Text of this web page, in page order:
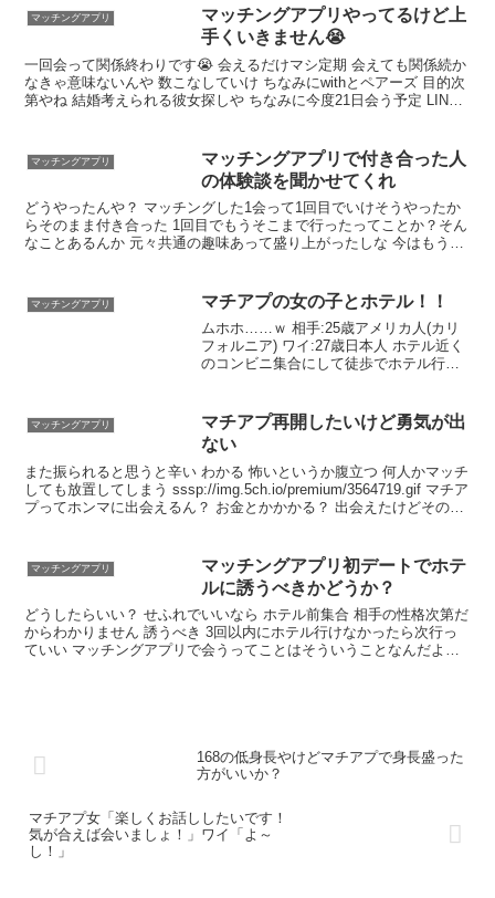
マッチングアプリ
マッチングアプリやってるけど上
手くいきません😭
一回会って関係終わりです😭 会えるだけマシ定期 会えても関係続か
なきゃ意味ないんや 数こなしていけ ちなみにwithとペアーズ 目的次
第やね 結婚考えられる彼女探しや ちなみに今度21日会う予定 LINE
マッチングアプリ
マッチングアプリで付き合った人
の体験談を聞かせてくれ
どうやったんや？ マッチングした1会って1回目でいけそうやったか
らそのまま付き合った 1回目でもうそこまで行ったってことか？そん
なことあるんか 元々共通の趣味あって盛り上がったしな 今はもう結
マッチングアプリ マチアプの女の子とホテル！！
ムホホ……ｗ 相手:25歳アメリカ人(カリ
フォルニア) ワイ:27歳日本人 ホテル近く
のコンビニ集合にして徒歩でホテル行っ
ャット中はDeepl翻訳使ったで 現地はと
りあえずフィーリングや
マッチングアプリ
マチアプ再開したいけど勇気が出
ない
また振られると思うと辛い わかる 怖いというか腹立つ 何人かマッチ
しても放置してしまう sssp://img.5ch.io/premium/3564719.gif マチア
プってホンマに出会えるん？ お金とかかかる？ 出会えたけどその過
マッチングアプリ
​マッチングアプリ初デートでホテ
ルに誘うべきかどうか？
どうしたらいい？ せふれでいいなら ホテル前集合 相手の性格次第だ
からわかりません 誘うべき 3回以内にホテル行けなかったら次行っ
ていい マッチングアプリで会うってことはそういうことなんだよ
168の低身長やけどマチアプで身長盛った
方がいいか？
マチアプ女「楽しくお話ししたいです！
気が合えば会いましょ！」ワイ「よ～
し！」